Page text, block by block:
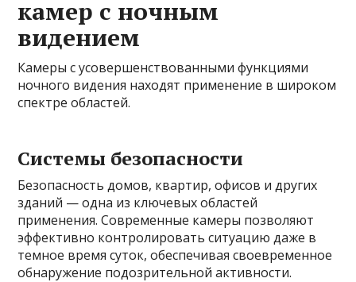
камер с ночным
видением
Камеры с усовершенствованными функциями
ночного видения находят применение в широком
спектре областей.
Системы безопасности
Безопасность домов, квартир, офисов и других
зданий — одна из ключевых областей
применения. Современные камеры позволяют
эффективно контролировать ситуацию даже в
темное время суток, обеспечивая своевременное
обнаружение подозрительной активности.